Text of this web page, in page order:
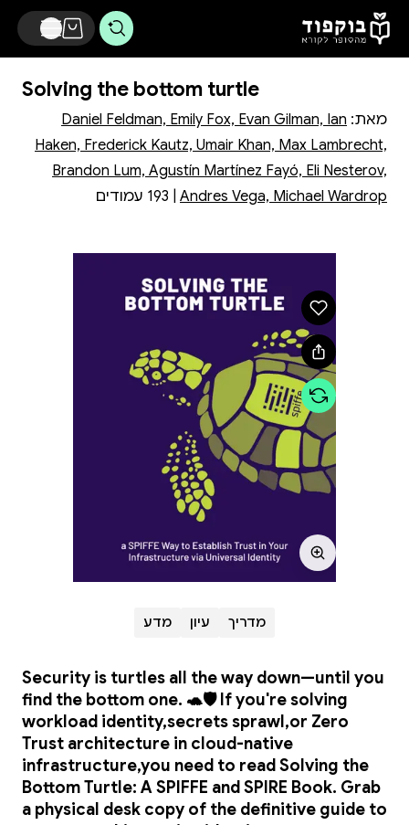
דלג לתוכן הראשי
Solving the bottom turtle
מאת: Daniel Feldman, Emily Fox, Evan Gilman, Ian
Haken, Frederick Kautz, Umair Khan, Max Lambrecht,
Brandon Lum, Agustín Martínez Fayó, Eli Nesterov,
Andres Vega, Michael Wardrop
מדריך עיון מדע
Security is turtles all the way down—until you
find the bottom one. 🐢🛡️ If you're solving
workload identity,secrets sprawl,or Zero
Trust architecture in cloud-native
infrastructure,you need to read Solving the
Bottom Turtle: A SPIFFE and SPIRE Book. Grab
a physical desk copy of the definitive guide to